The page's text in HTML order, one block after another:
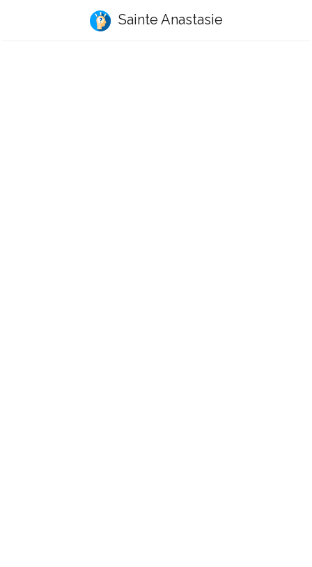
Sainte Anastasie